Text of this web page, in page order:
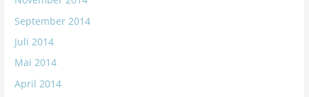
September 2014
Juli 2014
Mai 2014
April 2014